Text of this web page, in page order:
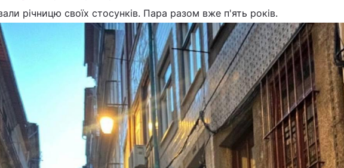
річницю своїх стосунків. Пара разом вже п'ять років.